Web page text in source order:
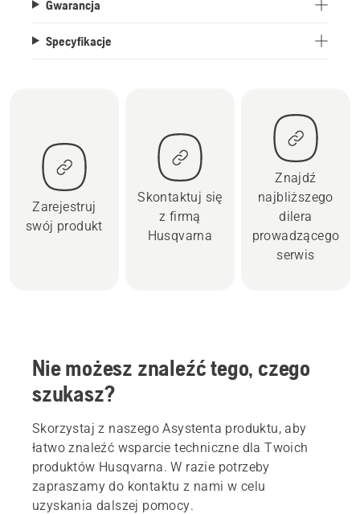
Gwarancja
Specyfikacje
Zarejestruj
swój produkt
Skontaktuj się
z firmą
Husqvarna
Znajdź
najbliższego
dilera
prowadzącego
serwis
Nie możesz znaleźć tego, czego
szukasz?
Skorzystaj z naszego Asystenta produktu, aby
łatwo znaleźć wsparcie techniczne dla Twoich
produktów Husqvarna. W razie potrzeby
zapraszamy do kontaktu z nami w celu
uzyskania dalszej pomocy.